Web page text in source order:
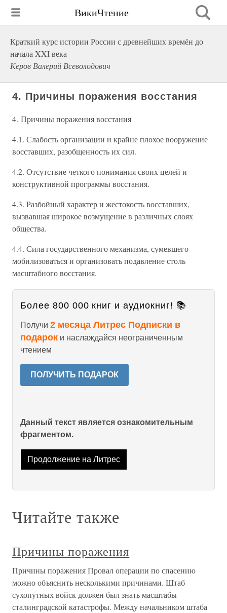
ВикиЧтение
Краткий курс истории России с древнейших времён до
начала XXI века
Керов Валерий Всеволодович
4. Причины поражения восстания
4. Причины поражения восстания
4.1. Слабость организации и крайне плохое вооружение
восставших, разобщенность их сил.
4.2. Отсутствие четкого понимания своих целей и
конструктивной программы восстания.
4.3. Разбойный характер и жестокость восставших,
вызвавшая широкое возмущение в различных слоях
общества.
4.4. Сила государственного механизма, сумевшего
мобилизоваться и организовать подавление столь
масштабного восстания.
Более 800 000 книг и аудиокниг! 📚
Получи 2 месяца Литрес Подписки в
подарок и наслаждайся неограниченным
чтением
ПОЛУЧИТЬ ПОДАРОК
Данный текст является ознакомительным
фрагментом.
Продолжение на Литрес
Читайте также
Причины поражения
Причины поражения Провал операции по спасению
можно объяснить несколькими причинами. Штаб
сухопутных войск должен был знать масштабы
сталинградской катастрофы. Между начальником штаба